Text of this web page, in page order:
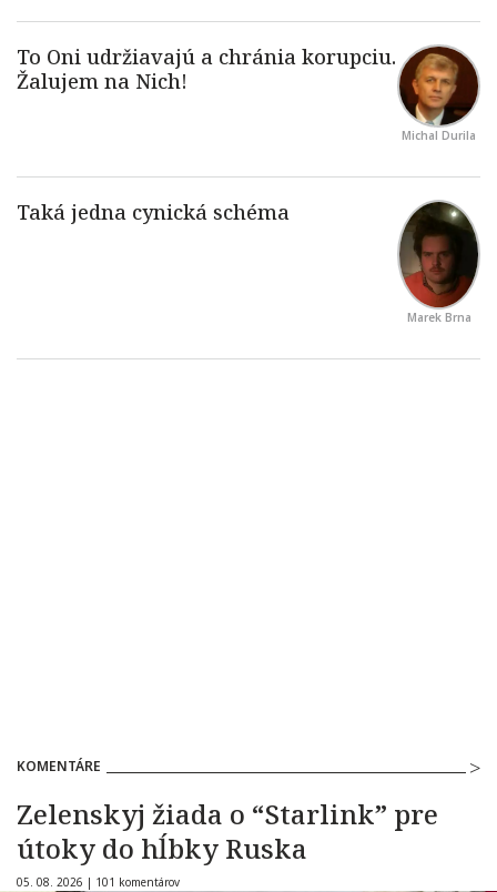
Michal Durila
Marek Brna
KOMENTÁRE
Zelenskyj žiada o “Starlink” pre
útoky do hĺbky Ruska
05. 08. 2026 | 101 komentárov